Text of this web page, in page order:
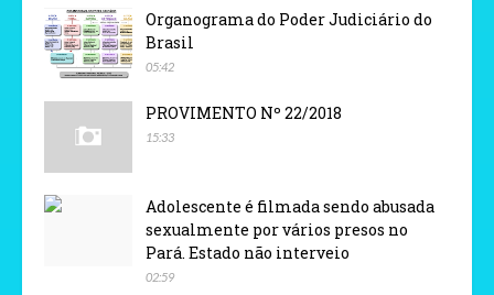
Organograma do Poder Judiciário do
Brasil
05:42
PROVIMENTO Nº 22/2018
15:33
Adolescente é filmada sendo abusada
sexualmente por vários presos no
Pará. Estado não interveio
02:59